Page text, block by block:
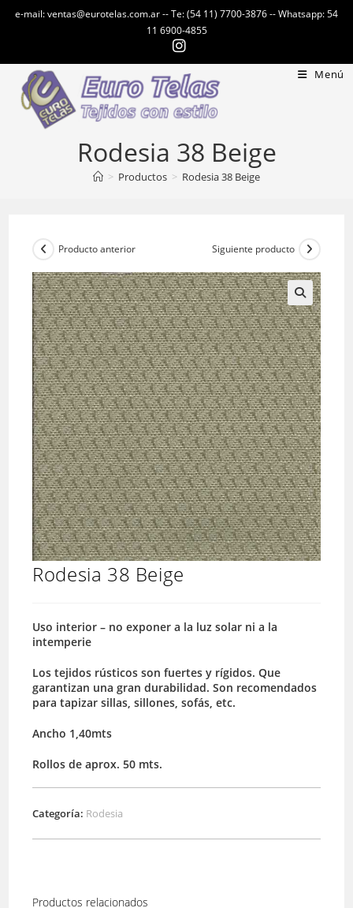
e-mail: ventas@eurotelas.com.ar -- Te: (54 11) 7700-3876 -- Whatsapp: 54
11 6900-4855
Menú
Rodesia 38 Beige
> Productos > Rodesia 38 Beige
Producto anterior Siguiente producto
Rodesia 38 Beige
Uso interior – no exponer a la luz solar ni a la
intemperie
Los tejidos rústicos son fuertes y rígidos. Que
garantizan una gran durabilidad. Son recomendados
para tapizar sillas, sillones, sofás, etc.
Ancho 1,40mts
Rollos de aprox. 50 mts.
Categoría: Rodesia
Productos relacionados